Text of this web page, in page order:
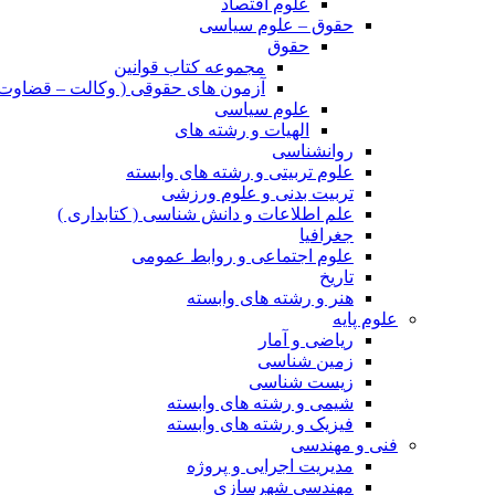
علوم اقتصاد
حقوق – علوم سیاسی
حقوق
مجموعه کتاب قوانین
آزمون های حقوقی ( وکالت –
علوم سیاسی
الهیات و رشته های
روانشناسی
علوم تربیتی و رشته های وابسته
تربیت بدنی و علوم ورزشی
علم اطلاعات و دانش شناسی ( کتابداری )
جغرافیا
علوم اجتماعی و روابط عمومی
تاریخ
هنر و رشته های وابسته
علوم پایه
ریاضی و آمار
زمین شناسی
زیست شناسی
شیمی و رشته های وابسته
فیزیک و رشته های وابسته
فنی و مهندسی
مدیریت اجرایی و پروژه
مهندسی شهرسازی